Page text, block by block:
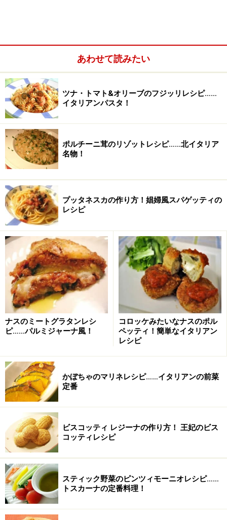
パスタ
ニンニク
塩
ローリエ
イタリアンパセリ 適量
ブイヨンいらずのミネストローネの作り
方・手順
■ミネストローネの作り方
1
野菜、ニンニクを入れ、中火で煮込む
ダイスカットにした、たまねぎ、にんじん、セロリ、大
根を深鍋に入れる。ニンニクと水1Lを加えて、中火で15
分煮込む。
水からゆっくり旨味を煮出します
あわせて読みたい
ツナ・トマト&オリーブのフジッリレシピ……
イタリアンパスタ！
ポルチーニ茸のリゾットレシピ……北イタリア
名物！
プッタネスカの作り方！娼婦風スパゲッティの
レシピ
ナスのミートグラタンレシ
ピ……パルミジャーナ風！
コロッケみたいなナスのポル
ペッティ！簡単なイタリアン
レシピ
かぼちゃのマリネレシピ……イタリアンの前菜
定番
ビスコッティ レジーナの作り方！ 王妃のビス
コッティレシピ
スティック野菜のピンツィモーニオレシピ……
トスカーナの定番料理！